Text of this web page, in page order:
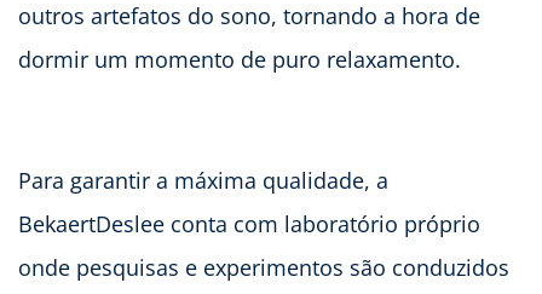
outros artefatos do sono, tornando a hora de
dormir um momento de puro relaxamento.
Para garantir a máxima qualidade, a
BekaertDeslee conta com laboratório próprio
onde pesquisas e experimentos são conduzidos